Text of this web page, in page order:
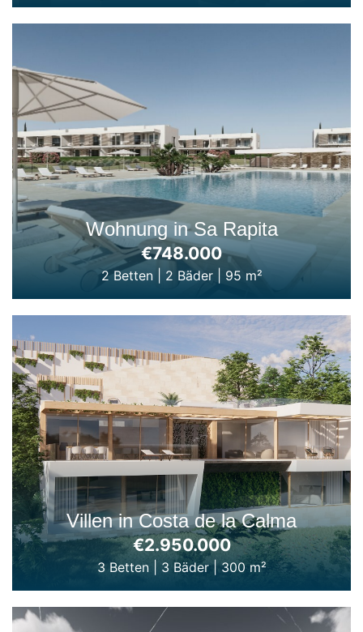
Wohnung in Sa Rapita
€748.000
2 Betten 2 Bäder| 95 m²
Villen in Costa de la Calma
€2.950.000
3 Betten| 3 Bäder|300 m²